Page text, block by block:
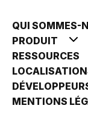
QUI SOMMES-
PRODUIT
RESSOURCES
MENTIONS